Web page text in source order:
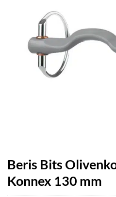
Beris Bits
Konnex 130 mm